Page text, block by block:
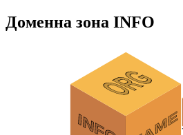
Доменна зона INFO